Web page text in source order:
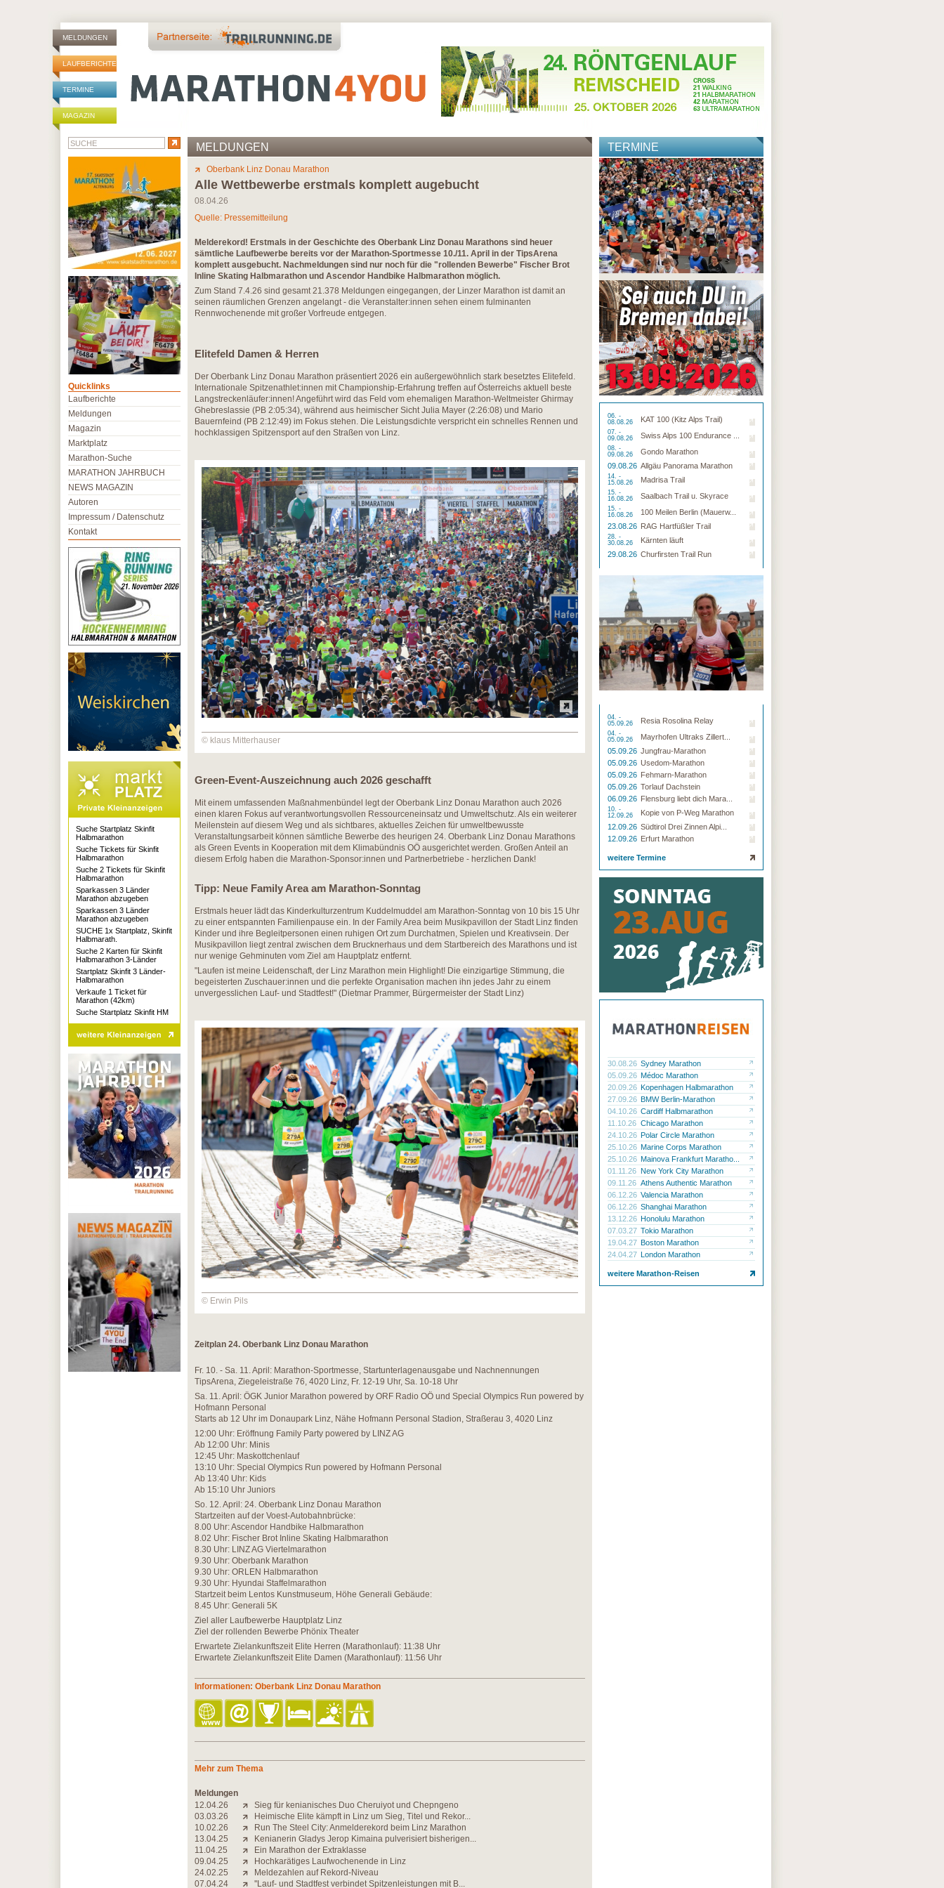
MELDUNGEN
LAUFBERICHTE
TERMINE
MAGAZIN
MELDUNGEN
Oberbank Linz Donau Marathon
Alle Wettbewerbe erstmals komplett augebucht
08.04.26
Quelle: Pressemitteilung
Melderekord! Erstmals in der Geschichte des Oberbank Linz Donau Marathons sind heuer
sämtliche Laufbewerbe bereits vor der Marathon-Sportmesse 10./11. April in der TipsArena
komplett ausgebucht. Nachmeldungen sind nur noch für die "rollenden Bewerbe" Fischer Brot
Inline Skating Halbmarathon und Ascendor Handbike Halbmarathon möglich.
Zum Stand 7.4.26 sind gesamt 21.378 Meldungen eingegangen, der Linzer Marathon ist damit an
seinen räumlichen Grenzen angelangt - die Veranstalter:innen sehen einem fulminanten
Rennwochenende mit großer Vorfreude entgegen.
Elitefeld Damen & Herren
Der Oberbank Linz Donau Marathon präsentiert 2026 ein außergewöhnlich stark besetztes Elitefeld.
Internationale Spitzenathlet:innen mit Championship-Erfahrung treffen auf Österreichs aktuell beste
Langstreckenläufer:innen! Angeführt wird das Feld vom ehemaligen Marathon-Weltmeister Ghirmay
Ghebreslassie (PB 2:05:34), während aus heimischer Sicht Julia Mayer (2:26:08) und Mario
Bauernfeind (PB 2:12:49) im Fokus stehen. Die Leistungsdichte verspricht ein schnelles Rennen und
hochklassigen Spitzensport auf den Straßen von Linz.
© klaus Mitterhauser
Green-Event-Auszeichnung auch 2026 geschafft
Mit einem umfassenden Maßnahmenbündel legt der Oberbank Linz Donau Marathon auch 2026
einen klaren Fokus auf verantwortungsvollen Ressourceneinsatz und Umweltschutz. Als ein weiterer
Meilenstein auf diesem Weg und als sichtbares, aktuelles Zeichen für umweltbewusste
Veranstaltungsarbeit können sämtliche Bewerbe des heurigen 24. Oberbank Linz Donau Marathons
als Green Events in Kooperation mit dem Klimabündnis OÖ ausgerichtet werden. Großen Anteil an
diesem Erfolg haben die Marathon-Sponsor:innen und Partnerbetriebe - herzlichen Dank!
Tipp: Neue Family Area am Marathon-Sonntag
Erstmals heuer lädt das Kinderkulturzentrum Kuddelmuddel am Marathon-Sonntag von 10 bis 15 Uhr
zu einer entspannten Familienpause ein. In der Family Area beim Musikpavillon der Stadt Linz finden
Kinder und ihre Begleitpersonen einen ruhigen Ort zum Durchatmen, Spielen und Kreativsein. Der
Musikpavillon liegt zentral zwischen dem Brucknerhaus und dem Startbereich des Marathons und ist
nur wenige Gehminuten vom Ziel am Hauptplatz entfernt.
"Laufen ist meine Leidenschaft, der Linz Marathon mein Highlight! Die einzigartige Stimmung, die
begeisterten Zuschauer:innen und die perfekte Organisation machen ihn jedes Jahr zu einem
unvergesslichen Lauf- und Stadtfest!" (Dietmar Prammer, Bürgermeister der Stadt Linz)
© Erwin Pils
Zeitplan 24. Oberbank Linz Donau Marathon
Fr. 10. - Sa. 11. April: Marathon-Sportmesse, Startunterlagenausgabe und Nachnennungen
TipsArena, Ziegeleistraße 76, 4020 Linz, Fr. 12-19 Uhr, Sa. 10-18 Uhr
Sa. 11. April: ÖGK Junior Marathon powered by ORF Radio OÖ und Special Olympics Run powered by
Hofmann Personal
Starts ab 12 Uhr im Donaupark Linz, Nähe Hofmann Personal Stadion, Straßerau 3, 4020 Linz
12:00 Uhr: Eröffnung Family Party powered by LINZ AG
Ab 12:00 Uhr: Minis
12:45 Uhr: Maskottchenlauf
13:10 Uhr: Special Olympics Run powered by Hofmann Personal
Ab 13:40 Uhr: Kids
Ab 15:10 Uhr Juniors
So. 12. April: 24. Oberbank Linz Donau Marathon
Startzeiten auf der Voest-Autobahnbrücke:
8.00 Uhr: Ascendor Handbike Halbmarathon
8.02 Uhr: Fischer Brot Inline Skating Halbmarathon
8.30 Uhr: LINZ AG Viertelmarathon
9.30 Uhr: Oberbank Marathon
9.30 Uhr: ORLEN Halbmarathon
9.30 Uhr: Hyundai Staffelmarathon
Startzeit beim Lentos Kunstmuseum, Höhe Generali Gebäude:
8.45 Uhr: Generali 5K
Ziel aller Laufbewerbe Hauptplatz Linz
Ziel der rollenden Bewerbe Phönix Theater
Erwartete Zielankunftszeit Elite Herren (Marathonlauf): 11:38 Uhr
Erwartete Zielankunftszeit Elite Damen (Marathonlauf): 11:56 Uhr
Informationen: Oberbank Linz Donau Marathon
Mehr zum Thema
Meldungen
12.04.26
Sieg für kenianisches Duo Cheruiyot und Chepngeno
03.03.26
Heimische Elite kämpft in Linz um Sieg, Titel und Rekor...
10.02.26
Run The Steel City: Anmelderekord beim Linz Marathon
13.04.25
Kenianerin Gladys Jerop Kimaina pulverisiert bisherigen...
11.04.25
Ein Marathon der Extraklasse
09.04.25
Hochkarätiges Laufwochenende in Linz
24.02.25
Meldezahlen auf Rekord-Niveau
07.04.24
''Lauf- und Stadtfest verbindet Spitzenleistungen mit B...
TERMINE
06. -
08.08.26
KAT 100 (Kitz Alps Trail)
07. -
09.08.26
Swiss Alps 100 Endurance ...
08. -
09.08.26
Gondo Marathon
09.08.26 Allgäu Panorama Marathon
14. -
15.08.26
Madrisa Trail
15. -
16.08.26
Saalbach Trail u. Skyrace
15. -
16.08.26
100 Meilen Berlin (Mauerw...
23.08.26 RAG Hartfüßler Trail
28. -
30.08.26
Kärnten läuft
29.08.26 Churfirsten Trail Run
04. -
05.09.26
Resia Rosolina Relay
04. -
05.09.26
Mayrhofen Ultraks Zillert...
05.09.26 Jungfrau-Marathon
05.09.26 Usedom-Marathon
05.09.26 Fehmarn-Marathon
05.09.26 Torlauf Dachstein
06.09.26 Flensburg liebt dich Mara...
10. -
12.09.26
Kopie von P-Weg Marathon
12.09.26 Südtirol Drei Zinnen Alpi...
12.09.26 Erfurt Marathon
weitere Termine
30.08.26 Sydney Marathon
05.09.26 Médoc Marathon
20.09.26 Kopenhagen Halbmarathon
27.09.26 BMW Berlin-Marathon
04.10.26 Cardiff Halbmarathon
11.10.26 Chicago Marathon
24.10.26 Polar Circle Marathon
25.10.26 Marine Corps Marathon
25.10.26 Mainova Frankfurt Maratho...
01.11.26 New York City Marathon
09.11.26 Athens Authentic Marathon
06.12.26 Valencia Marathon
06.12.26 Shanghai Marathon
13.12.26 Honolulu Marathon
07.03.27 Tokio Marathon
19.04.27 Boston Marathon
24.04.27 London Marathon
weitere Marathon-Reisen
Quicklinks
Laufberichte
Meldungen
Magazin
Marktplatz
Marathon-Suche
MARATHON JAHRBUCH
NEWS MAGAZIN
Autoren
Impressum / Datenschutz
Kontakt
Suche Startplatz Skinfit
Halbmarathon
Suche Tickets für Skinfit
Halbmarathon
Suche 2 Tickets für Skinfit
Halbmarathon
Sparkassen 3 Länder
Marathon abzugeben
Sparkassen 3 Länder
Marathon abzugeben
SUCHE 1x Startplatz, Skinfit
Halbmarath.
Suche 2 Karten für Skinfit
Halbmarathon 3-Länder
Startplatz Skinfit 3 Länder-
Halbmarathon
Verkaufe 1 Ticket für
Marathon (42km)
Suche Startplatz Skinfit HM